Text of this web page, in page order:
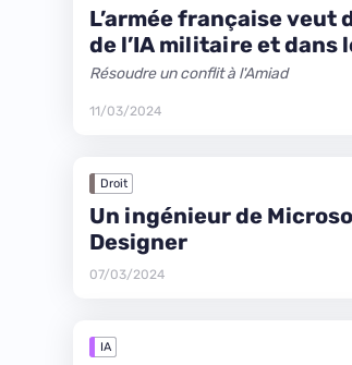
L’armée française veut
de l’IA militaire et dans
Résoudre un conflit à l'Amiad
11/03/2024
Droit
Un ingénieur de
Designer
07/03/2024
IA